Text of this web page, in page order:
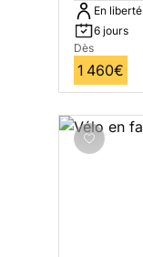
En liberté
6 jours
Dès
1 460€